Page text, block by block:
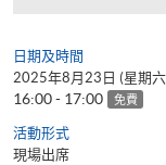
日期及時間
2025年8月23日 (星期
16:00 - 17:00 免費
活動形式
現場出席